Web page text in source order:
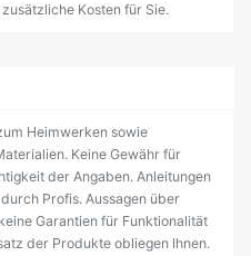
Kosten für Sie.
Heimwerken sowie
Keine Gewähr für
der Angaben. Anleitungen
Profis. Aussagen über
Garantien für Funktionalität
der Produkte obliegen Ihnen.